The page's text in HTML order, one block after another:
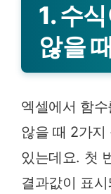
1. 수
않을 때
엑셀에서 함
않을 때 2가지
있는데요. 첫
결과값이 표